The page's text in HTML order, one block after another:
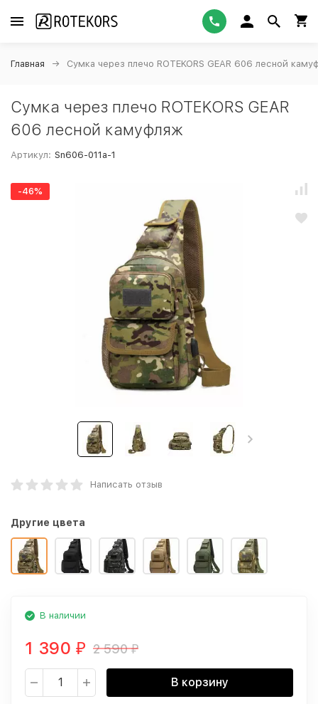
Главная Сумка через плечо ROTEKORS GEAR 606 лесной
Сумка через плечо ROTEKORS GEAR
606 лесной камуфляж
Артикул: Sn606-011a-1
-46%
Написать отзыв
Другие цвета
В наличии
1 390 ₽ 2 590₽
В корзину